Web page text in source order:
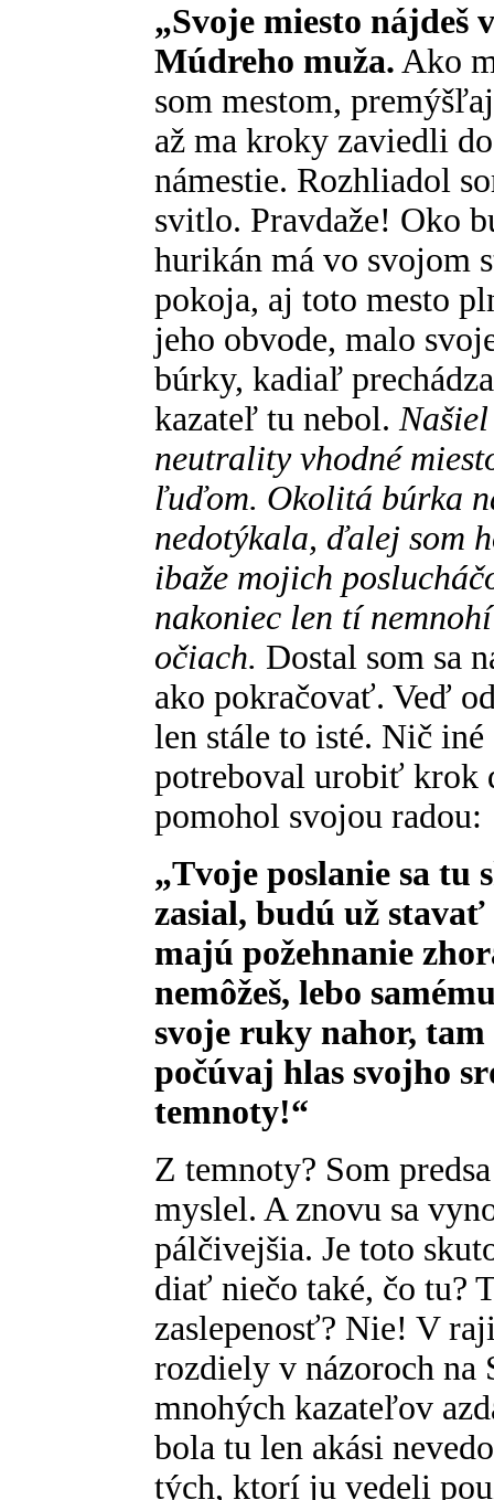
„Svoje miesto nájdeš
Múdreho muža. Ako
som mestom,
až ma kroky zaviedli
námestie. Rozhliadol
svitlo. Pravdaže! Oko
hurikán má vo svojom
pokoja, aj toto mesto
jeho obvode, malo
búrky, kadiaľ
kazateľ tu nebol.
neutrality vhodné
ľuďom. Okolitá búrka
nedotýkala, ďalej som
ibaže mojich
nakoniec len tí
očiach. Dostal som sa
ako pokračovať. Veď
len stále to isté. Nič iné
potreboval urobiť krok
pomohol svojou radou:
„Tvoje poslanie sa tu
zasial, budú už
majú požehnanie
nemôžeš, lebo
svoje ruky nahor,
počúvaj hlas svojho
temnoty!“
Z temnoty? Som
myslel. A znovu sa
pálčivejšia. Je toto
diať niečo také, čo tu?
zaslepenosť? Nie! V
rozdiely v názoroch
mnohých kazateľov
bola tu len akási
tých, ktorí ju vedeli